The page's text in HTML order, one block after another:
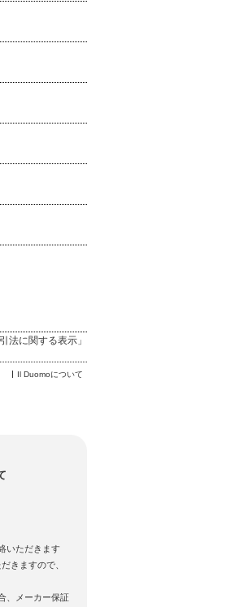
法に関する表示 」
Il Duomoについて
いただきます
きますので、
、メーカー保証